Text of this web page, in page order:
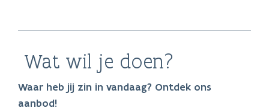
Wat wil je doen?
Waar heb jij zin in vandaag? Ontdek ons
aanbod!